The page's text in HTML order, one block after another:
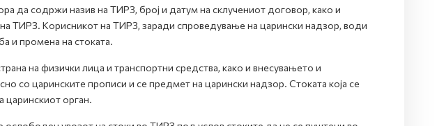
да содржи назив на ТИРЗ, број и датум на склучениот договор, како и
на ТИРЗ. Корисникот на ТИРЗ, заради спроведување на царински надзор, води
и промена на стоката.
на физички лица и транспортни средства, како и внесувањето и
со царинските прописи и се предмет на царински надзор. Стоката која се
царинскиот орган.